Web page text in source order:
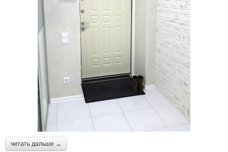
читать дальше →